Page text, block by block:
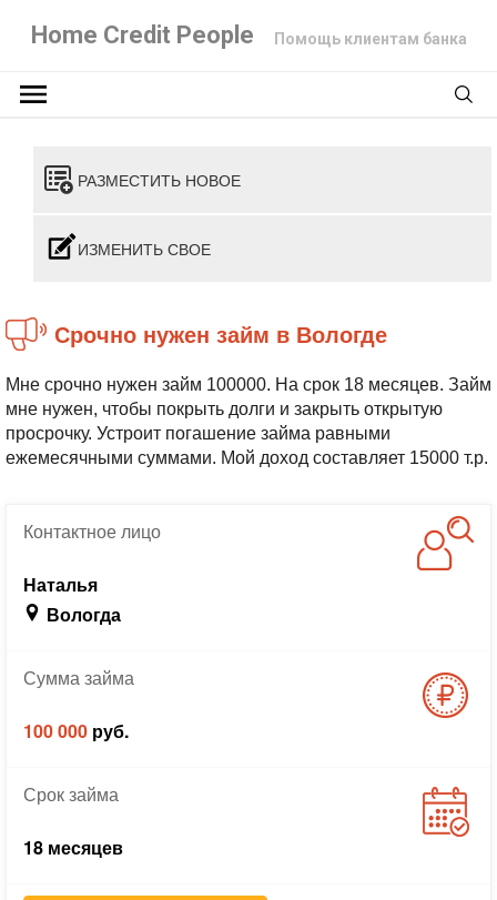
Home Credit People Помощь клиентам банка
РАЗМЕСТИТЬ НОВОЕ
ИЗМЕНИТЬ СВОЕ
Срочно нужен займ в Вологде
Мне срочно нужен займ 100000. На срок 18 месяцев. Займ
мне нужен, чтобы покрыть долги и закрыть открытую
просрочку. Устроит погашение займа равными
ежемесячными суммами. Мой доход составляет 15000 т.р.
Контактноелицо
Наталья
Вологда
Суммазайма
100 000 руб.
Срокзайма
18 месяцев